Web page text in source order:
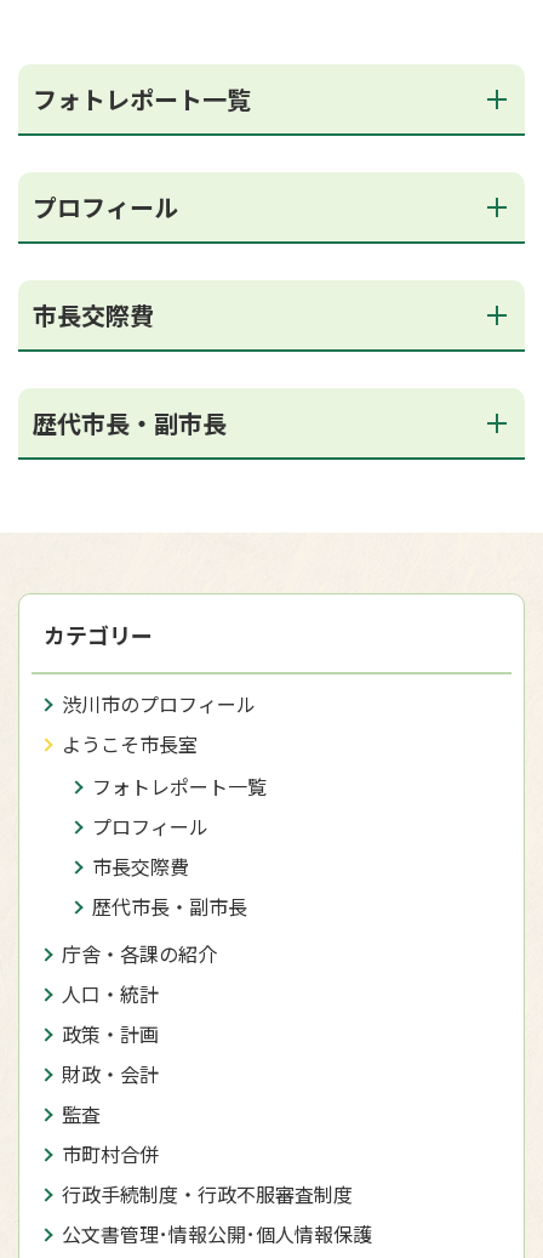
フォトレポート一覧
プロフィール
市長交際費
歴代市長・副市長
カテゴリー
渋川市のプロフィール
ようこそ市長室
フォトレポート一覧
プロフィール
市長交際費
歴代市長・副市長
庁舎・各課の紹介
人口・統計
政策・計画
財政・会計
監査
市町村合併
行政手続制度・行政不服審査制度
公文書管理･情報公開･個人情報保護